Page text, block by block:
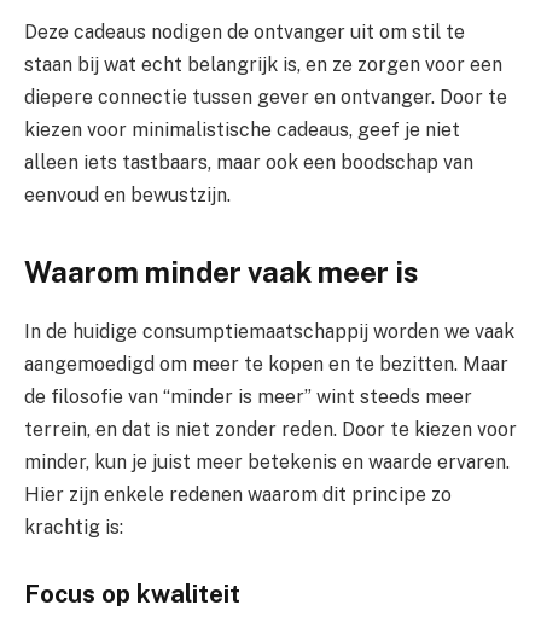
Deze cadeaus nodigen de ontvanger uit om stil te
staan bij wat echt belangrijk is, en ze zorgen voor een
diepere connectie tussen gever en ontvanger. Door te
kiezen voor minimalistische cadeaus, geef je niet
alleen iets tastbaars, maar ook een boodschap van
eenvoud en bewustzijn.
Waarom minder vaak meer is
In de huidige consumptiemaatschappij worden we vaak
aangemoedigd om meer te kopen en te bezitten. Maar
de filosofie van “minder is meer” wint steeds meer
terrein, en dat is niet zonder reden. Door te kiezen voor
minder, kun je juist meer betekenis en waarde ervaren.
Hier zijn enkele redenen waarom dit principe zo
krachtig is:
Focus op kwaliteit